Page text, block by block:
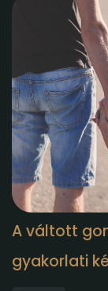
A váltott
gyakorlati